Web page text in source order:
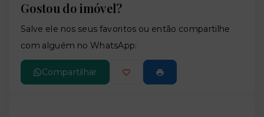
Gostou do imóvel?
Salve ele nos seus favoritos ou então compartilhe
com alguém no WhatsApp:
Compartilhar